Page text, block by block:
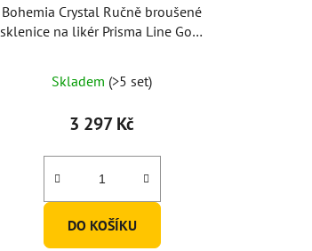
Bohemia Crystal Ručně broušené
sklenice na likér Prisma Line Gold
Skladem (>5 set)
3 297 Kč
DO KOŠÍKU